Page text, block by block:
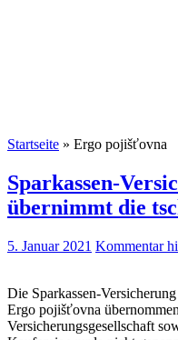
Startseite » Ergo pojišťovna
Sparkassen-
übernimmt die
5. Januar 2021 Kommentar
Die Sparkassen-
Ergo pojišťovna
Versicherungsgesellschaft